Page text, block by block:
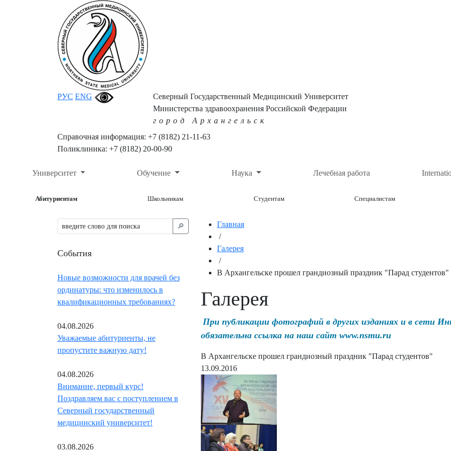
РУС ENG
Северный Государственный Медицинский Университет
Министерства здравоохранения Российской Федерации
город Архангельск
Справочная информация: +7 (8182) 21-11-63
Поликлиника: +7 (8182) 20-00-90
Университет Обучение Наука Лечебная работа
Абитуриентам Школьникам Студентам Специалистам
🔎︎
События
Новые возможности для врачей без
ординатуры: что изменилось в
квалификационных требованиях?
04.08.2026
Уважаемые абитуриенты, не
пропустите важную дату!
04.08.2026
Внимание, первый курс!
Поздравляем вас с поступлением в
Северный государственный
медицинский университет!
03.08.2026
Главная
/
Галерея
/
В Архангельске прошел грандиозный праздник "Парад студентов"
Галерея
При публикации фотографий в других изданиях и в сети
обязательна ссылка на наш сайт www.nsmu.ru
В Архангельске прошел грандиозный праздник "Парад студентов"
13.09.2016